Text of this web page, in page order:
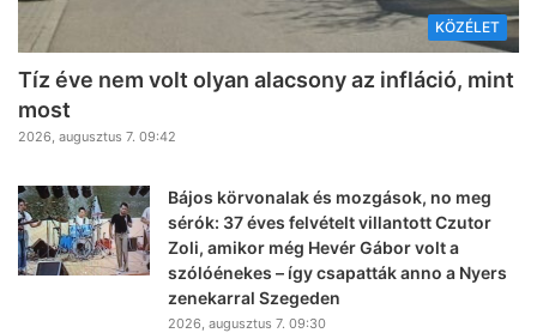
KÖZÉLET
Tíz éve nem volt olyan alacsony az infláció, mint
most
2026, augusztus 7. 09:42
Bájos körvonalak és mozgások, no meg
sérók: 37 éves felvételt villantott Czutor
Zoli, amikor még Hevér Gábor volt a
szólóénekes – így csapatták anno a Nyers
zenekarral Szegeden
2026, augusztus 7. 09:30